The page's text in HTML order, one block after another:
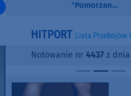
"Pomorzanka"
informuje o
i ofertach
najmu
HITPORT Lista Przebojów
Notowanie nr 4437 z dnia